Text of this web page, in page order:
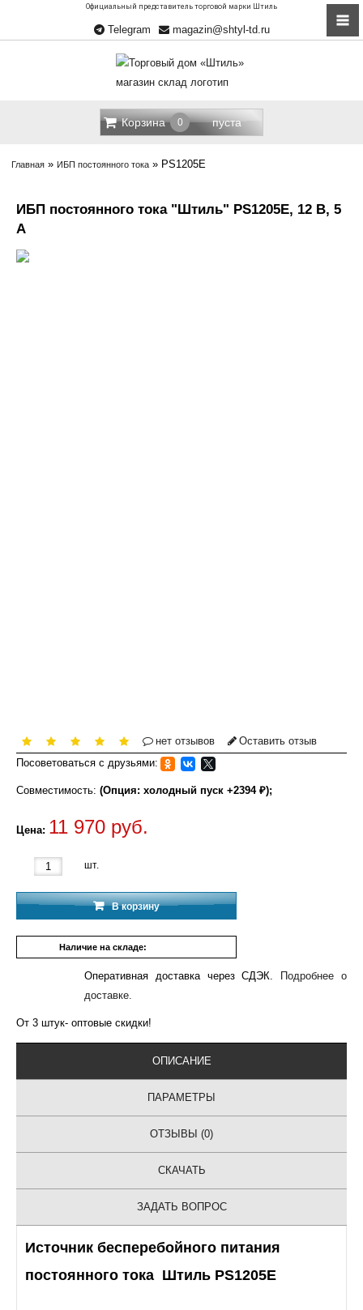
Telegram magazin@shtyl-td.ru
Официальный представитель торговой марки Штиль
Корзина 0 пуста
Главная » ИБП постоянного тока » PS1205E
ИБП постоянного тока "Штиль" PS1205E, 12 В, 5
A
нет отзывов
Оставить отзыв
Посоветоваться с друзьями:
Совместимость: (Опция: холодный пуск +2394 ₽);
Цена: 11 970 руб.
шт.
В корзину
Наличие на складе:
Оперативная доставка через СДЭК.
Подробнее о
доставке.
От 3 штук- оптовые скидки!
ОПИСАНИЕ
ПАРАМЕТРЫ
ОТЗЫВЫ (0)
СКАЧАТЬ
ЗАДАТЬ ВОПРОС
Источник бесперебойного питания
постоянного тока Штиль PS1205E